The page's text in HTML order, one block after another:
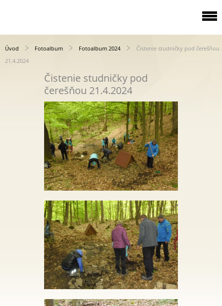
Úvod Fotoalbum Fotoalbum 2024
Čistenie studničky pod čerešňou
21.4.2024
Čistenie studničky pod
čerešňou 21.4.2024